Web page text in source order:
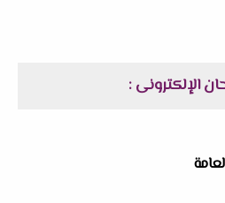
الإلكترونى :